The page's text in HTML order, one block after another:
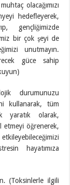
olacağımızı
hedefleyerek,
gençliğimizde
bir çok şeyi de
unutmayın.
güce sahip
durumunuzu
kullanarak, tüm
yaratık olarak,
etmeyi öğrenerek,
hayatımıza
(Toksinlerle ilgili